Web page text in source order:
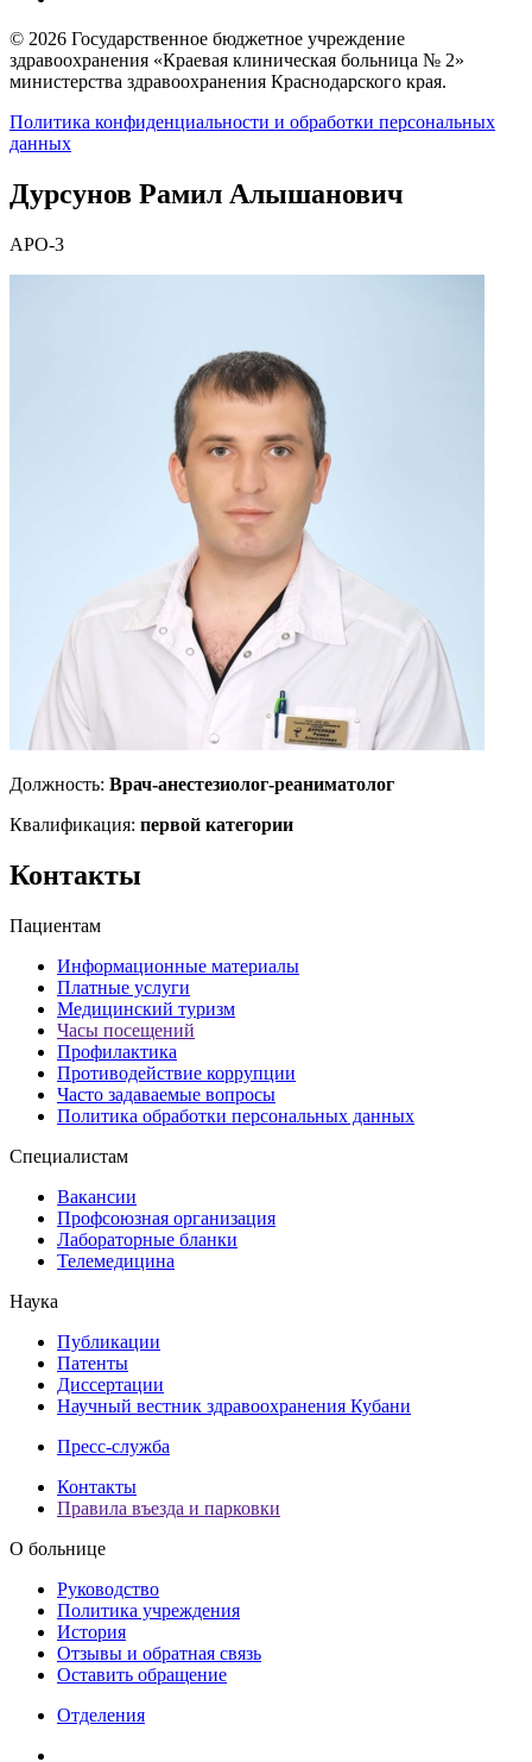
© 2026 Государственное бюджетное учреждение
здравоохранения «Краевая клиническая больница № 2»
министерства здравоохранения Краснодарского края.
Политика конфиденциальности и обработки персональных
данных
Дурсунов Рамил Алышанович
АРО-3
Должность: Врач-анестезиолог-реаниматолог
Квалификация: первой категории
Контакты
Пациентам
Информационные материалы
Платные услуги
Медицинский туризм
Часы посещений
Профилактика
Противодействие коррупции
Часто задаваемые вопросы
Политика обработки персональных данных
Специалистам
Вакансии
Профсоюзная организация
Лабораторные бланки
Телемедицина
Наука
Публикации
Патенты
Диссертации
Научный вестник здравоохранения Кубани
Пресс-служба
Контакты
Правила въезда и парковки
О больнице
Руководство
Политика учреждения
История
Отзывы и обратная связь
Оставить обращение
Отделения